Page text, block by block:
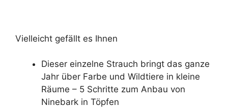
Vielleicht gefällt es Ihnen
Dieser einzelne Strauch bringt das ganze
Jahr über Farbe und Wildtiere in kleine
Räume – 5 Schritte zum Anbau von
Ninebark in Töpfen